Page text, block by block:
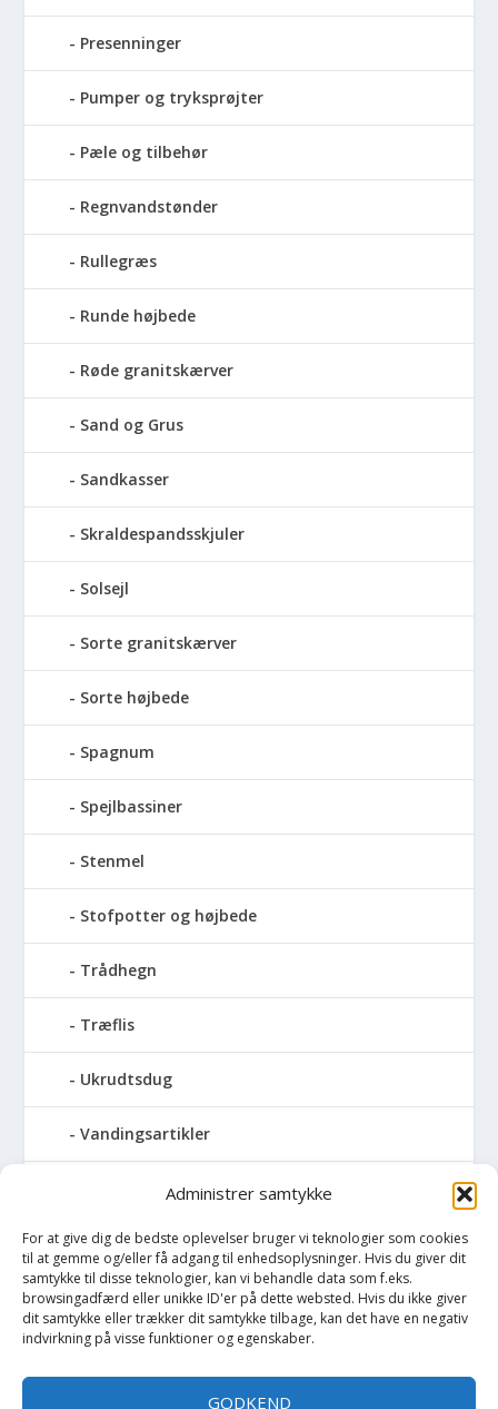
Administrer samtykke
For at give dig de bedste oplevelser bruger vi teknologier som cookies
til at gemme og/eller få adgang til enhedsoplysninger. Hvis du giver dit
samtykke til disse teknologier, kan vi behandle data som f.eks.
browsingadfærd eller unikke ID'er på dette websted. Hvis du ikke giver
dit samtykke eller trækker dit samtykke tilbage, kan det have en negativ
indvirkning på visse funktioner og egenskaber.
GODKEND
Presenninger
Pumper og tryksprøjter
Pæle og tilbehør
Regnvandstønder
Rullegræs
Runde højbede
Røde granitskærver
Sand og Grus
Sandkasser
Skraldespandsskjuler
Solsejl
Sorte granitskærver
Sorte højbede
Spagnum
Spejlbassiner
Stenmel
Stofpotter og højbede
Trådhegn
Træflis
Ukrudtsdug
Vandingsartikler
Vandslanger
Vildthegn
vækstdug
Maling